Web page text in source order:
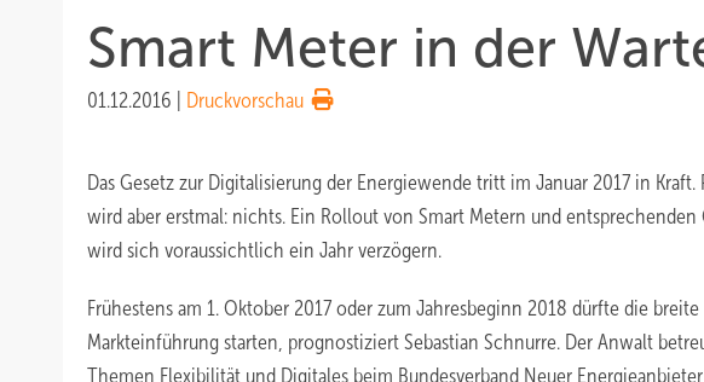
Smart Meter in der
01.12.2016 Druckvorschau
Das Gesetz zur Digitalisierung der Energiewende tritt im Januar 2017 in Kraft.
wird aber erstmal: nichts. Ein Rollout von Smart Metern und entsprechenden
wird sich voraussichtlich ein Jahr verzögern.
Frühestens am 1. Oktober 2017 oder zum Jahresbeginn 2018 dürfte die breite
Markteinführung starten, prognostiziert Sebastian Schnurre. Der Anwalt
Themen Flexibilität und Digitales beim Bundesverband Neuer Energieanbieter